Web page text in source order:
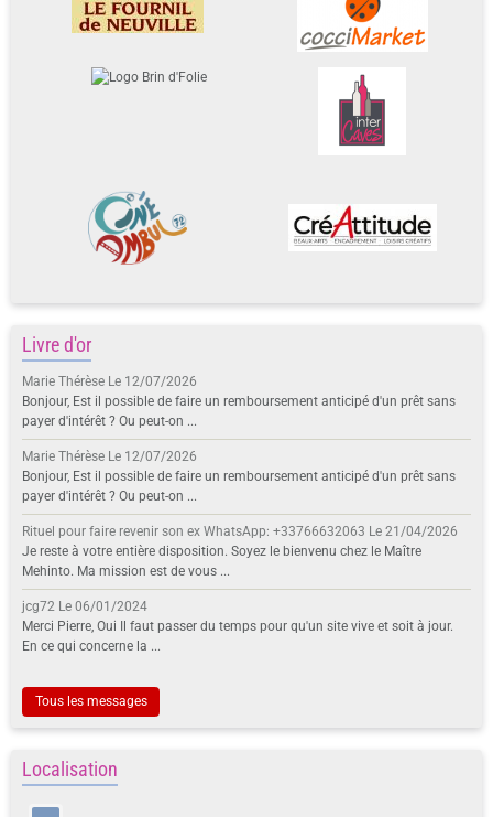
Livre d'or
Marie Thérèse Le 12/07/2026
Bonjour, Est il possible de faire un remboursement anticipé d'un prêt sans
payer d'intérêt ? Ou peut-on ...
Marie Thérèse Le 12/07/2026
Bonjour, Est il possible de faire un remboursement anticipé d'un prêt sans
payer d'intérêt ? Ou peut-on ...
Rituel pour faire revenir son ex WhatsApp: +33766632063 Le 21/04/2026
Je reste à votre entière disposition. Soyez le bienvenu chez le Maître
Mehinto. Ma mission est de vous ...
jcg72 Le 06/01/2024
Merci Pierre, Oui Il faut passer du temps pour qu'un site vive et soit à jour.
En ce qui concerne la ...
Tous les messages
Localisation